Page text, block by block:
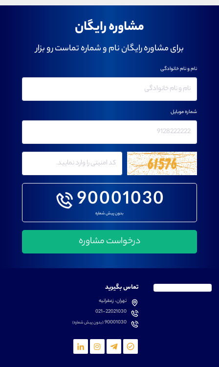
مشاوره رایگان
برای مشاوره رایگان نام و شماره تماست رو بزار
90001030
بدون پیش شماره
نام و نام خانوادگی
شماره موبایل
تماس بگیرید
تهران، زعفرانیه
021-22021030
90001030(بدون پیش شماره)